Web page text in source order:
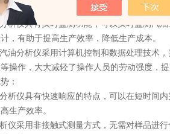
提高了检测效率，满足了现代工业生产的需
仪具有实时监测功能，可以实时监测汽油
，有助于提高生产效率，降低生产成本。
分析仪采用计算机控制和数据处理技术，
操作，大大减轻了操作人员的劳动强度，提
：
仪具有快速响应的特点，可以在短时间内
生产效率。
采用非接触式测量方式，无需对样品进行